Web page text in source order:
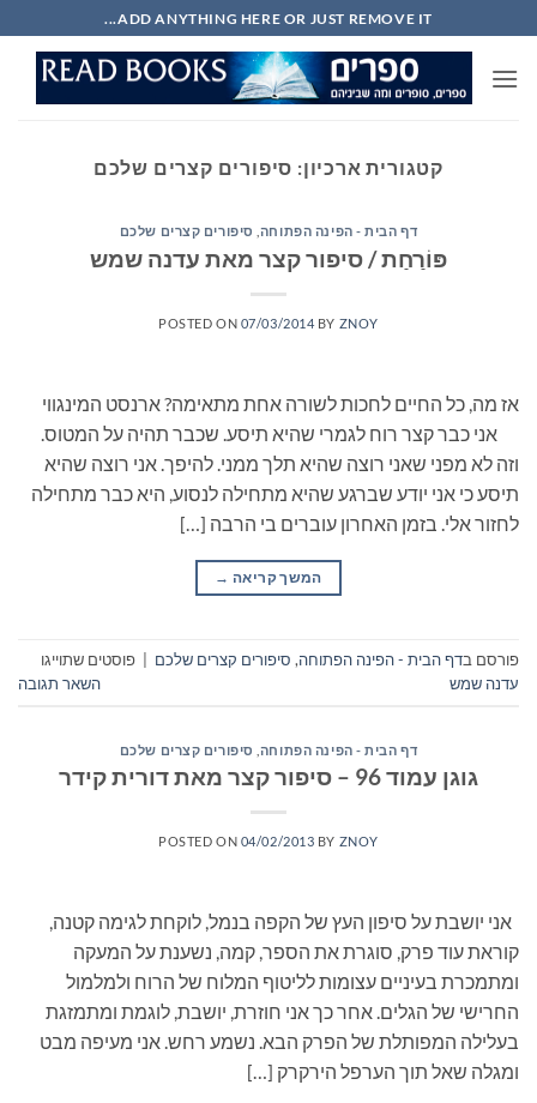
to
content
ADD ANYTHING HERE OR JUST REMOVE IT...
קטגורית ארכיון: סיפורים קצרים שלכם
דף הבית - הפינה הפתוחה סיפורים קצרים שלכם
פּוֹרַחַת / סיפור קצר מאת עדנה שמש
POSTED ON 07/03/2014 BY ZNOY
אז מה, כל החיים לחכות לשורה אחת מתאימה? ארנסט המינגווי
אני כבר קצר רוח לגמרי שהיא תיסע. שכבר תהיה על המטוס.
וזה לא מפני שאני רוצה שהיא תלך ממני. להיפך. אני רוצה שהיא
תיסע כי אני יודע שברגע שהיא מתחילה לנסוע, היא כבר מתחילה
לחזור אלי. בזמן האחרון עוברים בי הרבה […]
המשך קריאה →
פורסם בדף הבית - הפינה הפתוחה, סיפורים קצרים שלכם
פוסטים שתוייגו
עדנה שמש
השאר תגובה
דף הבית - הפינה הפתוחה סיפורים קצרים שלכם
גוגן עמוד 96 – סיפור קצר מאת דורית קידר
POSTED ON 04/02/2013 BY ZNOY
אני יושבת על סיפון העץ של הקפה בנמל, לוקחת לגימה קטנה,
קוראת עוד פרק, סוגרת את הספר, קמה, נשענת על המעקה
ומתמכרת בעיניים עצומות לליטוף המלוח של הרוח ולמלמול
החרישי של הגלים. אחר כך אני חוזרת, יושבת, לוגמת ומתמזגת
בעלילה המפותלת של הפרק הבא. נשמע רחש. אני מעיפה מבט
ומגלה שאל תוך הערפל הירקרק […]